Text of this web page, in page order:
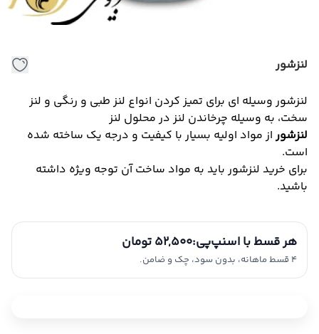
لنزشور
لنزشور وسیله ای برای تمیز کردن انواع لنز طبی و رنگی و لنز
سخت، به وسیله چرخاندن لنز در محلول لنز
لنزشوراز مواد اولیه بسیار با کیفیت و درجه یک ساخته شده
است.
برای خرید لنزشور باید به مواد ساخت آن توجه ویژه داشته
باشید.
هر قسط با اسنپ‌پی:52,500 تومان
4 قسط ماهانه، بدون سود، چک و ضامن.